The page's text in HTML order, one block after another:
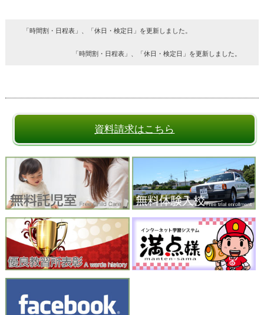
「時間割・日程表」、「休日・検定日」を更新しました。
「時間割・日程表」、「休日・検定日」を更新しました。
資料請求はこちら